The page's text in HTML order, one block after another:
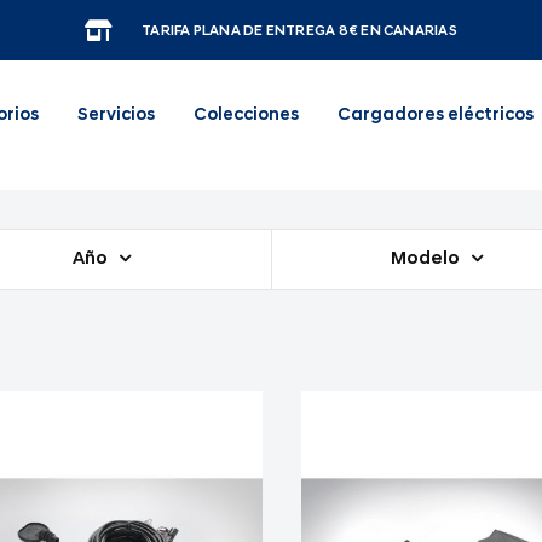
TARIFA PLANA DE ENTREGA 8€ EN CANARIAS
Servicios Colecciones Cargadores eléctricos
Año Modelo